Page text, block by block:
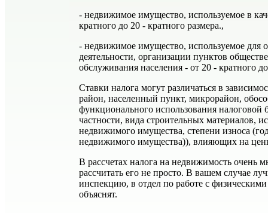
- недвижимое имущество, используемое в
кратного до 20 - кратного размера.,
- недвижимое имущество, используемое для
деятельности, организации пунктов
обслуживания населения - от 20 - кратного
Ставки налога могут различаться в
район, населенный пункт, микрорайон,
функционального использования налоговой
частности, вида строительных материалов,
недвижимого имущества, степени износа
недвижимого имущества)), влияющих на
В рассчетах налога на недвижимость очень
рассчитать его не просто. В вашем случае
инспекцию, в отдел по работе с
объяснят.